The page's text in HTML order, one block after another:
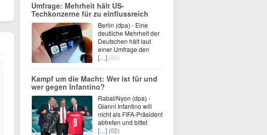
Umfrage: Mehrheit hält US-
Techkonzerne für zu einflussreich
Berlin (dpa) - Eine
deutliche Mehrheit der
Deutschen hält laut
einer Umfrage den
[…] (00)
Kampf um die Macht: Wer ist für und
wer gegen Infantino?
Rabat/Nyon (dpa) -
Gianni Infantino will
nicht als FIFA-Präsident
abtreten und bittet
[…] (02)